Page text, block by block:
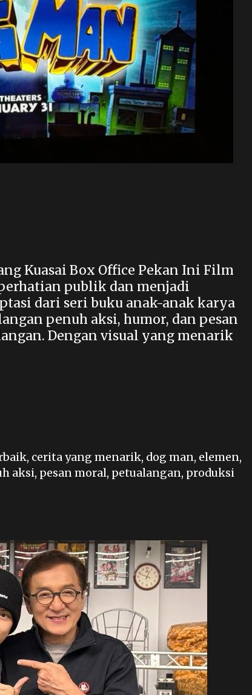
Kuasai Box Office Pekan Ini Film
publik dan menjadi
dari seri buku anak-anak karya
penuh aksi, humor, dan pesan
Dengan visual yang menarik
, cerita yang menarik, dog man, elemen,
aksi, pesan moral, petualangan, produksi